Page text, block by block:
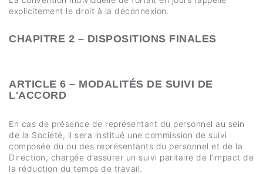
explicitement le droit à la déconnexion.
CHAPITRE 2 – DISPOSITIONS FINALES
ARTICLE 6 – MODALITÉS DE SUIVI DE
L'ACCORD
En cas de présence de représentant du personnel au sein
de la Société, il sera institué une commission de suivi
composée du ou des représentants du personnel et de la
Direction, chargée d’assurer un suivi paritaire de l’impact de
la réduction du temps de travail.